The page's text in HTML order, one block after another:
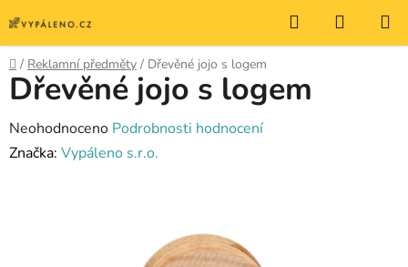
na
obsah
Hledat
KOŠÍK
Domů
/ Reklamní předměty / Dřevěné jojo s logem
Dřevěné jojo s logem
Průměrné
hodnocení
Neohodnoceno Podrobnosti hodnocení
Značka: Vypáleno s.r.o.